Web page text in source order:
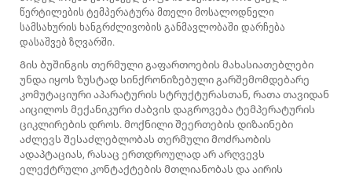
წერტილების ტემპერატურა მთელი მოსალოდნელი
სამსახურის ხანგრძლივობის განმავლობაში დარჩება
დასაშვებ ზღვარში.
Გის ბუშინგის თერმული გაფართოების მახასიათებლები
უნდა იყოს ზუსტად სინქრონიზებული გარშემომდებარე
კომუტაციური აპარატურის სტრუქტურასთან, რათა თავიდან
აიცილოს მექანიკური ძაბვის დაგროვება ტემპერატურის
ციკლირების დროს. მოქნილი შეერთების დიზაინები
აძლევს შესაძლებლობას თერმული მოძრაობის
ადაპტაციას, რასაც ერთდროულად არ არღვევს
ელექტრული კონტაქტების მთლიანობას და აირის